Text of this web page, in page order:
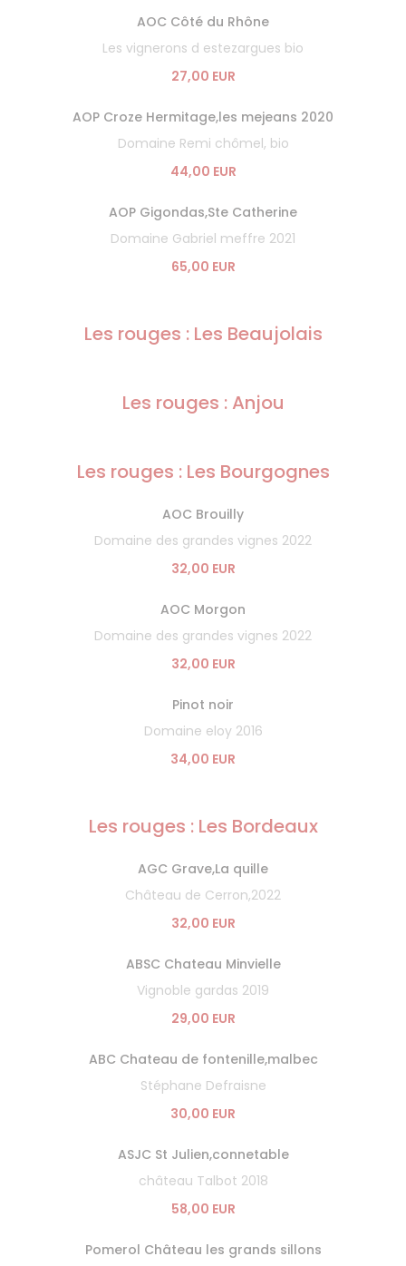
AOC Côté du Rhône
Les vignerons d estezargues bio
27,00 EUR
AOP Croze Hermitage,les mejeans 2020
Domaine Remi chômel, bio
44,00 EUR
AOP Gigondas,Ste Catherine
Domaine Gabriel meffre 2021
65,00 EUR
Les rouges : Les Beaujolais
Les rouges : Anjou
Les rouges : Les Bourgognes
AOC Brouilly
Domaine des grandes vignes 2022
32,00 EUR
AOC Morgon
Domaine des grandes vignes 2022
32,00 EUR
Pinot noir
Domaine eloy 2016
34,00 EUR
Les rouges : Les Bordeaux
AGC Grave,La quille
Château de Cerron,2022
32,00 EUR
ABSC Chateau Minvielle
Vignoble gardas 2019
29,00 EUR
ABC Chateau de fontenille,malbec
Stéphane Defraisne
30,00 EUR
ASJC St Julien,connetable
château Talbot 2018
58,00 EUR
Pomerol Château les grands sillons